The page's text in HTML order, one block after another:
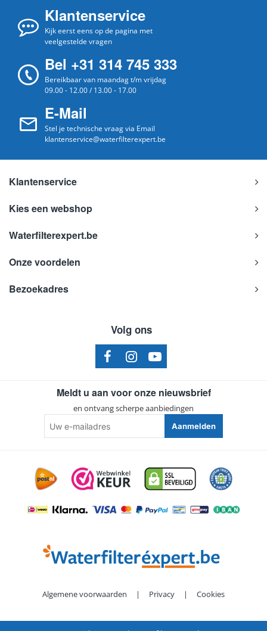
Klantenservice
Kijk eerst eens op de pagina met
veelgestelde vragen
Bel +31 314 745 333
Bereikbaar van maandag t/m vrijdag
09.00 - 12.00 / 13.00 - 17.00
E-Mail
Stel je technische vraag via Email
klantenservice@waterfilterexpert.be
Klantenservice
Kies een webshop
Waterfilterexpert.be
Onze voordelen
Bezoekadres
Volg ons
Meldt u aan voor onze nieuwsbrief
en ontvang scherpe aanbiedingen
e-
mailadres
Aanmelden
Algemene voorwaarden | Privacy | Cookies